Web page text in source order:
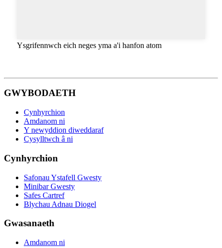
Ysgrifennwch eich neges yma a'i hanfon atom
GWYBODAETH
Cynhyrchion
Amdanom ni
Y newyddion diweddaraf
Cysylltwch â ni
Cynhyrchion
Safonau Ystafell Gwesty
Minibar Gwesty
Safes Cartref
Blychau Adnau Diogel
Gwasanaeth
Amdanom ni